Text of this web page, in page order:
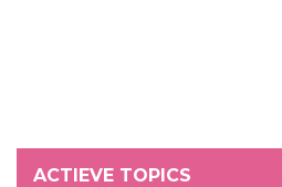
ACTIEVE TOPICS